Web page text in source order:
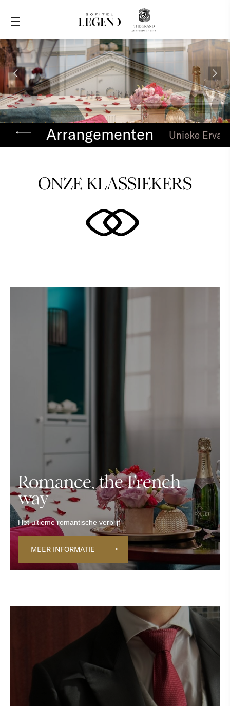
Arrangementen Unieke
ONZE KLASSIEKERS
Romance, the French
way
Het ultieme romantische verblijf
MEER INFORMATIE